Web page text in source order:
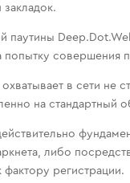
закладок.
паутины
совершения
в сети не
на стандартный
либо
фактору регистрации.